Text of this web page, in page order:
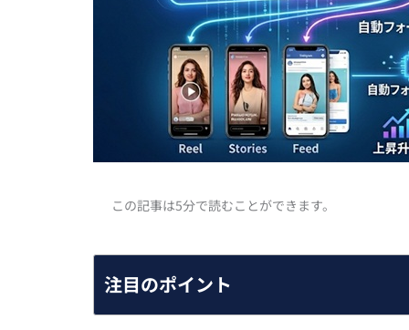
この記事は5分で読むことができます。
注目のポイント